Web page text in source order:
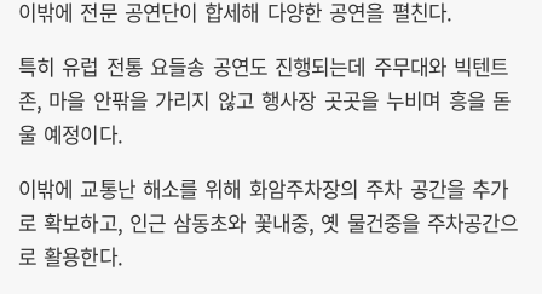
이밖에 전문 공연단이 합세해 다양한 공연을 펼친다.
특히 유럽 전통 요들송 공연도 진행되는데 주무대와 빅텐트
존, 마을 안팎을 가리지 않고 행사장 곳곳을 누비며 흥을 돋
울 예정이다.
이밖에 교통난 해소를 위해 화암주차장의 주차 공간을 추가
로 확보하고, 인근 삼동초와 꽃내중, 옛 물건중을 주차공간으
로 활용한다.